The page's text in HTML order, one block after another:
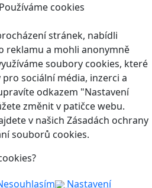
Používáme cookies
stránek, nabídli
reklamu a mohli anonymně
soubory cookies, které
sociální média, inzerci a
odkazem "Nastavení
změnit v patičce webu.
v našich Zásadách ochrany
souborů cookies.
Nastavení